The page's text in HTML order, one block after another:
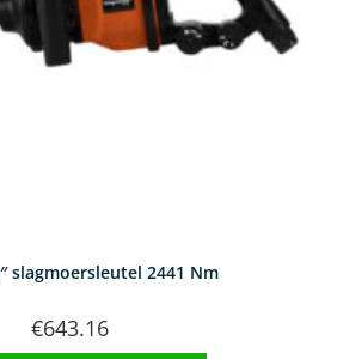
slagmoersleutel 2441 Nm
€643.16